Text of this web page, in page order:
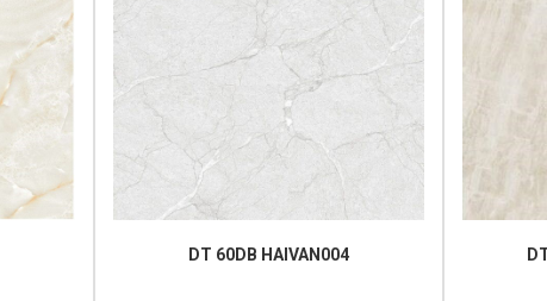
DT 60DB HAIVAN004